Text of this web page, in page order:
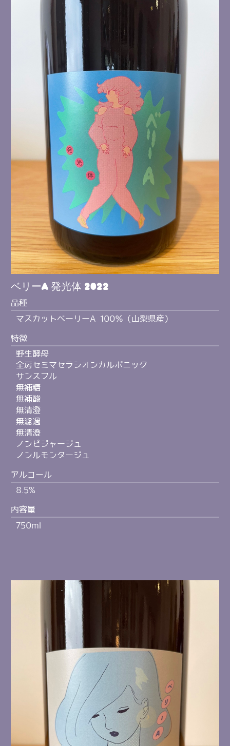
ベリーA 発光体 2022
品種
マスカットベーリーA 100％（山梨県産）
特徴
野生酵母
全房セミマセラシオンカルボニック
サンスフル
無補糖
無補酸
無清澄
無濾過
無清澄
ノンピジャージュ
ノンルモンタージュ
アルコール
8.5%
内容量
750ml